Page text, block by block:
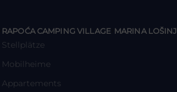
RAPOĆA CAMPING VILLAGE
Stellplätze
Mobilheime
Appartements
MARINA LOŠINJ